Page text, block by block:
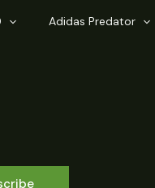
Adidas Predator